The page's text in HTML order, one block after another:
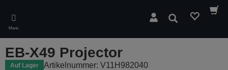
main
content
Menü
Suchen
EB-X49 Projector
Auf Lager Artikelnummer: V11H982040